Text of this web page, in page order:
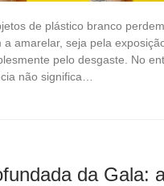
de plástico branco
a amarelar, seja pela
pelo desgaste. No
não significa…
da Gala: